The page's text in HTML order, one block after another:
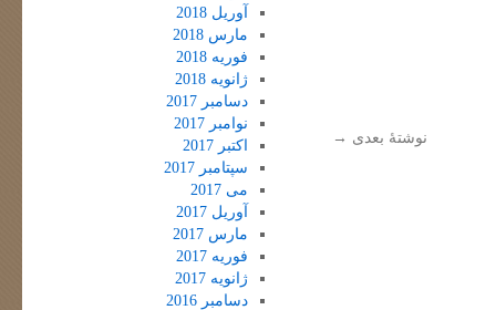
نوشتهٔ بعدی →
آوریل 2018
مارس 2018
فوریه 2018
ژانویه 2018
دسامبر 2017
نوامبر 2017
اکتبر 2017
سپتامبر 2017
می 2017
آوریل 2017
مارس 2017
فوریه 2017
ژانویه 2017
دسامبر 2016